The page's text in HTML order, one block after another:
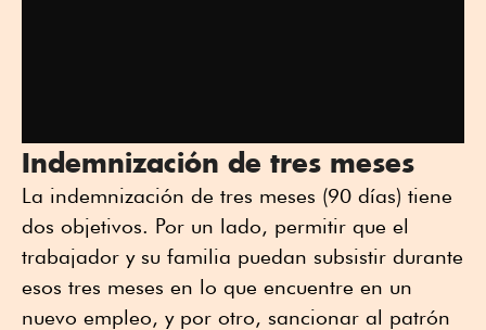
Indemnización de tres meses
La indemnización de tres meses (90 días) tiene
dos objetivos. Por un lado, permitir que el
trabajador y su familia puedan subsistir durante
esos tres meses en lo que encuentre en un
nuevo empleo, y por otro, sancionar al patrón